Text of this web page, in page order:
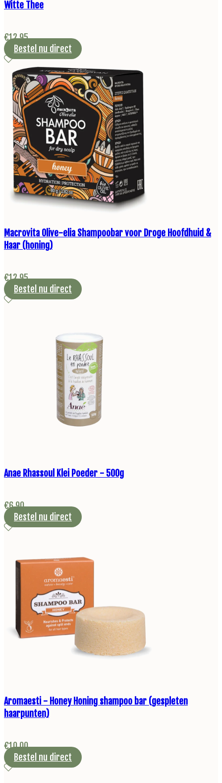
Witte Thee
€12,95
Bestel nu direct
Macrovita Olive-elia Shampoobar voor Droge Hoofdhuid &
Haar (honing)
€12,95
Bestel nu direct
Anae Rhassoul Klei Poeder - 500g
€6,90
Bestel nu direct
Aromaesti - Honey Honing shampoo bar (gespleten
haarpunten)
€10,00
Bestel nu direct